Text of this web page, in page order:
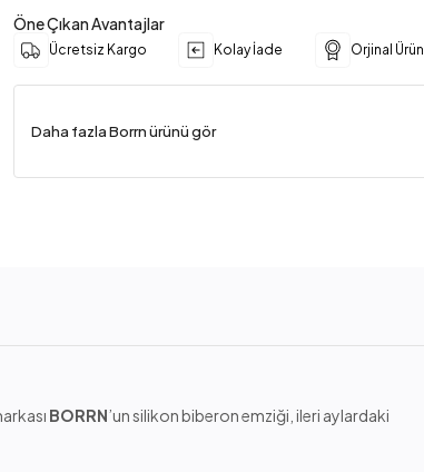
Öne Çıkan Avantajlar
Ücretsiz Kargo Kolay İade Orjinal Ürün
Daha fazla Borrn ürünü gör
BORRN’un silikon biberon emziği, ileri aylardaki